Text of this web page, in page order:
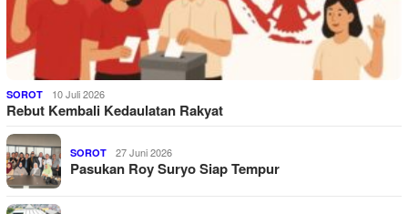
SOROT 10 Juli 2026
Rebut Kembali Kedaulatan Rakyat
SOROT 27 Juni 2026
Pasukan Roy Suryo Siap Tempur